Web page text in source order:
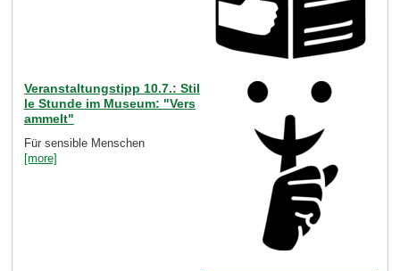
Veranstaltungstipp 10.7.: Stil
le Stunde im Museum: "Vers
ammelt"
Für sensible Menschen
[more]